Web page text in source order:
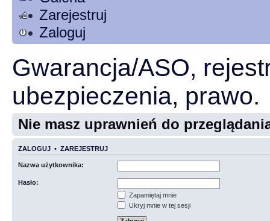
Zarejestruj
Zaloguj
Gwarancja/ASO,
ubezpieczenia, prawo.
Nie masz uprawnień do
ZALOGUJ • ZAREJESTRUJ
Nazwa użytkownika:
Hasło:
Zapamiętaj mnie
Ukryj mnie w tej sesji